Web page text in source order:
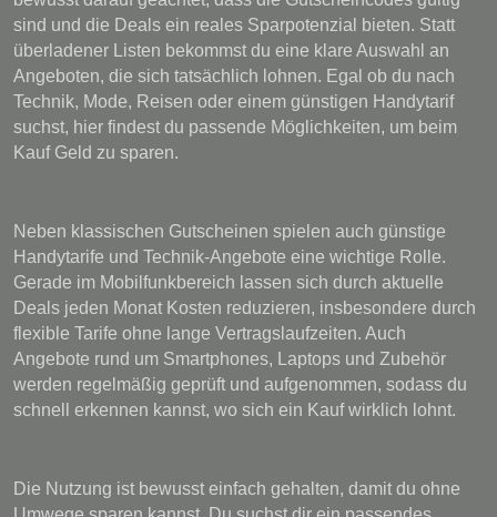
sind und die Deals ein reales Sparpotenzial bieten. Statt
überladener Listen bekommst du eine klare Auswahl an
Angeboten, die sich tatsächlich lohnen. Egal ob du nach
Technik, Mode, Reisen oder einem günstigen Handytarif
suchst, hier findest du passende Möglichkeiten, um beim
Kauf Geld zu sparen.
Neben klassischen Gutscheinen spielen auch günstige
Handytarife und Technik-Angebote eine wichtige Rolle.
Gerade im Mobilfunkbereich lassen sich durch aktuelle
Deals jeden Monat Kosten reduzieren, insbesondere durch
flexible Tarife ohne lange Vertragslaufzeiten. Auch
Angebote rund um Smartphones, Laptops und Zubehör
werden regelmäßig geprüft und aufgenommen, sodass du
schnell erkennen kannst, wo sich ein Kauf wirklich lohnt.
Die Nutzung ist bewusst einfach gehalten, damit du ohne